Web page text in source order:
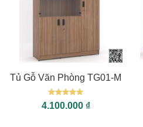
Tủ Gỗ Văn Phòng TG01-M
Được xếp
hạng55
4.100.000 ₫